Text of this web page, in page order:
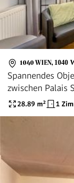
1040 WIEN, 1040
Spannendes
zwischen Palais
Park!28.89 m² 1